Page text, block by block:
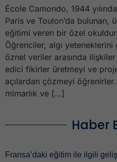
École Camondo, 1944
Paris ve Toulon’da bulunan,
eğitimi veren bir özel
Öğrenciler, algı
öznel veriler arasında
edici fikirler üretmeyi ve
açılardan çözmeyi
mimarlık ve […]
Haber
Fransa’daki eğitim ile ilgili